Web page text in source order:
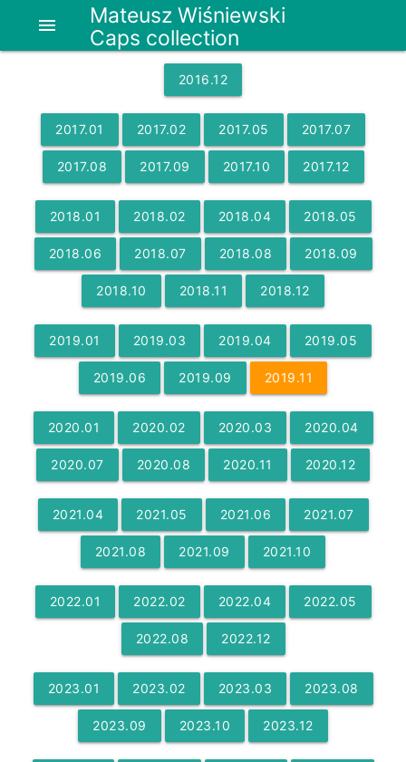
Mateusz Wiśniewski
Caps collection
menu
2016.12
2017.01 2017.02 2017.05 2017.07
2017.08 2017.09 2017.10 2017.12
2018.01 2018.02 2018.04 2018.05
2018.06 2018.07 2018.08 2018.09
2018.10 2018.11 2018.12
2019.01 2019.03 2019.04 2019.05
2019.06 2019.09 2019.11
2020.01 2020.02 2020.03 2020.04
2020.07 2020.08 2020.11 2020.12
2021.04 2021.05 2021.06 2021.07
2021.08 2021.09 2021.10
2022.01 2022.02 2022.04 2022.05
2022.08 2022.12
2023.01 2023.02 2023.03 2023.08
2023.09 2023.10 2023.12